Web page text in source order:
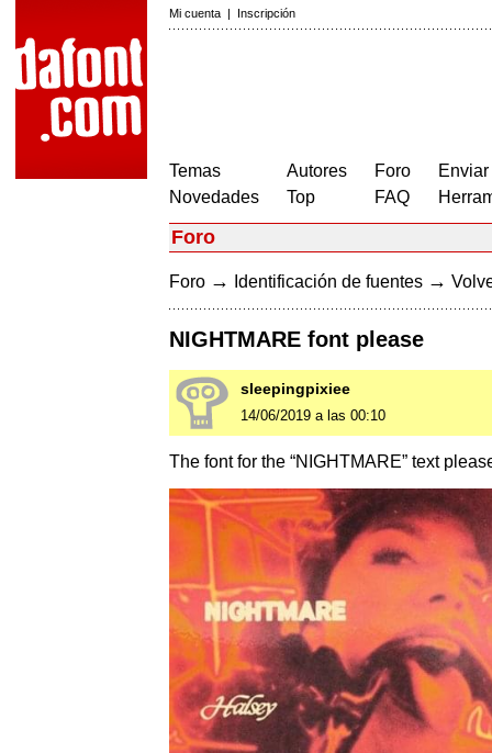
Mi cuenta | Inscripción
Temas
Novedades
Autores
Top
Foro
FAQ
Foro
Foro → Identificación de fuentes →
NIGHTMARE font please
sleepingpixiee
14/06/2019 a las 00:10
The font for the “NIGHTMARE” text